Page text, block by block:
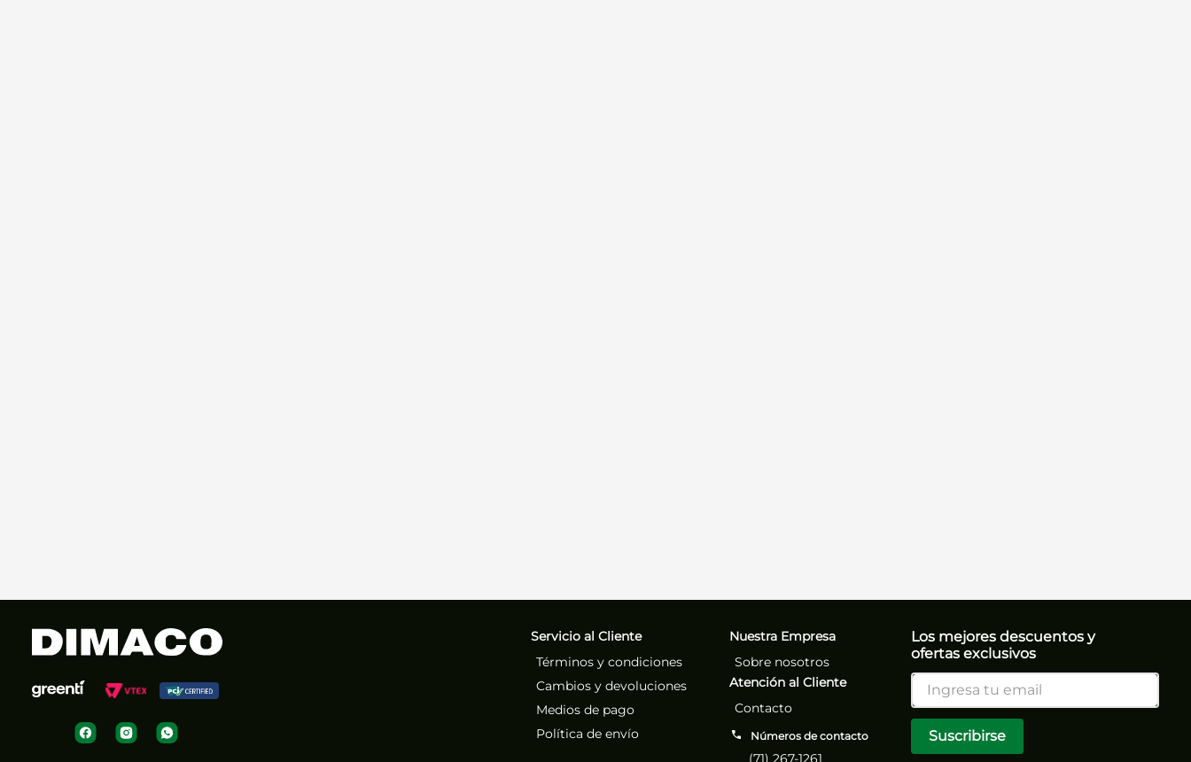
Servicio al Cliente
Términos y condiciones
Cambios y devoluciones
Medios de pago
Política de envío
Nuestra Empresa
Sobre nosotros
Atención al Cliente
Contacto
Números de contacto
(71) 267-1261
Los mejores descuentos y
ofertas exclusivos
Suscribirse